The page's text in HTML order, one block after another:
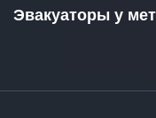
Эвакуаторы у